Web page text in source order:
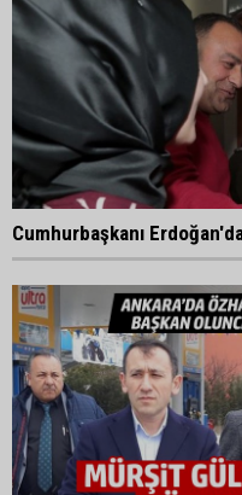
Cumhurbaşkanı